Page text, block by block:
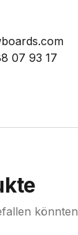
07 93 17
könnten